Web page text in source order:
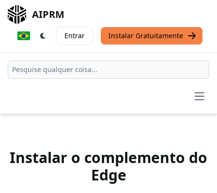
AIPRM
Entrar Instalar Gratuitamente
Instalar o complemento do
Edge